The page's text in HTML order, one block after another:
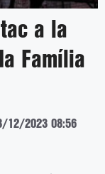
a la
Família
12/2023 08:56